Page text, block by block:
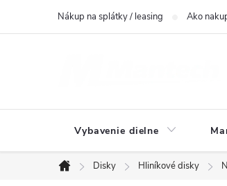
Nákup na splátky / leasing Ako
Vybavenie dielne
Domov
Disky Hliníkové disky